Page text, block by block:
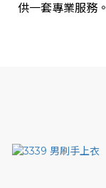
供一套專業服務。